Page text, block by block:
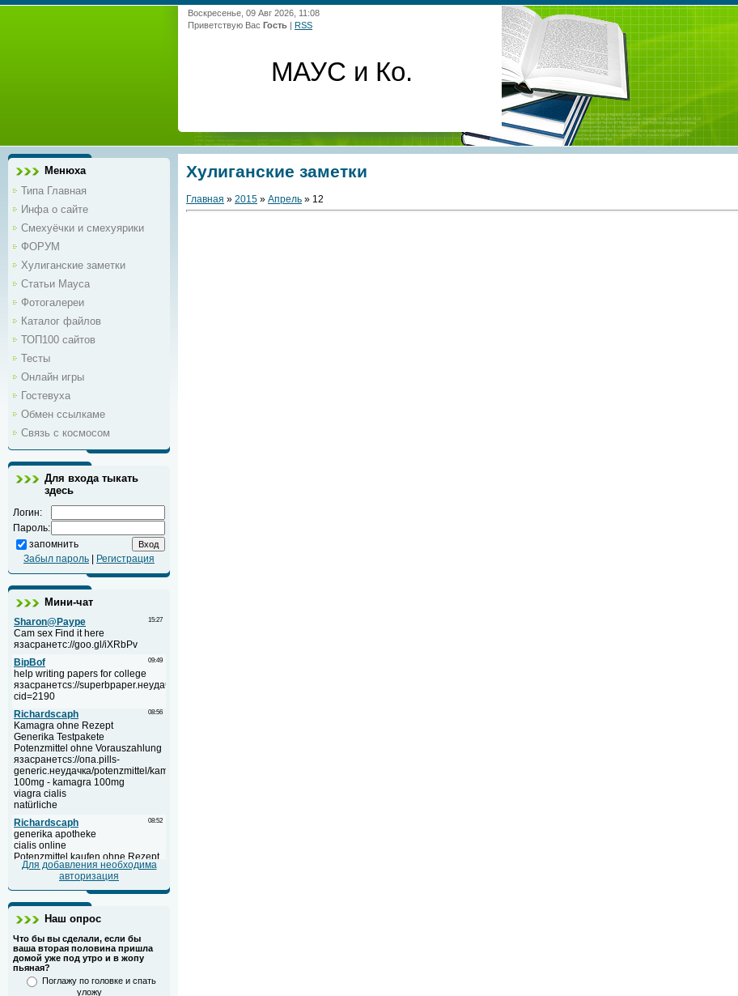
Воскресенье, 09 Авг 2026, 11:08
Приветствую Вас Гость | RSS
МАУС и Ко.
Менюха
Типа Главная
Инфа о сайте
Смехуёчки и смехуярики
ФОРУМ
Хулиганские заметки
Статьи Мауса
Фотогалереи
Каталог файлов
ТОП100 сайтов
Тесты
Онлайн игры
Гостевуха
Обмен ссылкаме
Связь с космосом
Для входа тыкать
здесь
Логин:
Пароль:
запомнить
Забыл пароль
Регистрация
Мини-чат
Для добавления необходима
авторизация
Наш опрос
Что бы вы сделали, если бы
ваша вторая половина пришла
домой уже под утро и в жопу
пьяная?
Поглажу по головке и спать
уложу
Хулиганские заметки
Главная » 2015 » Апрель » 12